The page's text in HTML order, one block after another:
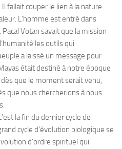
fallait couper le lien à la nature
L’homme est entré dans
Votan savait que la mission
les outils qui
a laissé un message pour
était destiné à notre époque
que le moment serait venu,
que nous chercherions à nous
la fin du dernier cycle de
cycle d’évolution biologique se
d’ordre spirituel qui